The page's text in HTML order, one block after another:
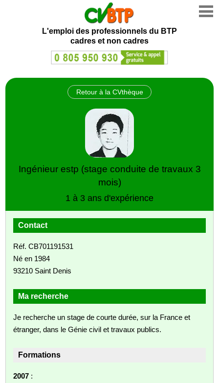
L'emploi des professionnels du BTP
cadres et non cadres
Retour à la CVthèque
Ingénieur estp (stage conduite de travaux 3
mois)
1 à 3 ans d'expérience
Contact
Réf. CB701191531
Né en 1984
93210 Saint Denis
Ma recherche
Je recherche un stage de courte durée, sur la France et
étranger, dans le Génie civil et travaux publics.
Formations
2007 :